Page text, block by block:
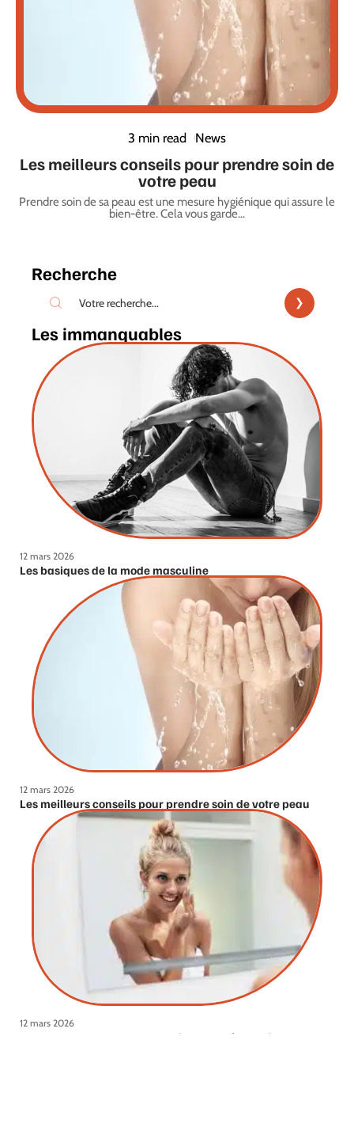
3 min read News
Les meilleurs conseils pour prendre soin de
votre peau
Prendre soin de sa peau est une mesure hygiénique qui assure le
bien-être. Cela vous garde…
Recherche
Les immanquables
12 mars 2026
Les basiques de la mode masculine
12 mars 2026
Les meilleurs conseils pour prendre soin de votre peau
12 mars 2026
Les bons gestes pour une routine beauté parfaite